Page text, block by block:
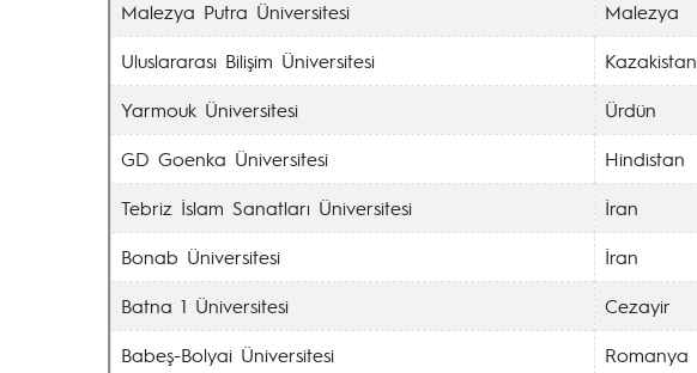
Malezya Putra Üniversitesi
Malezya
Uluslararası Bilişim Üniversitesi
Kazakistan
Yarmouk Üniversitesi
Ürdün
GD Goenka Üniversitesi
Hindistan
Tebriz İslam Sanatları Üniversitesi
İran
Bonab Üniversitesi
İran
Batna 1 Üniversitesi
Cezayir
Babeş-Bolyai Üniversitesi
Romanya